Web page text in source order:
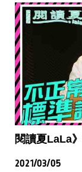
閱讀夏LaLa
2021/03/05